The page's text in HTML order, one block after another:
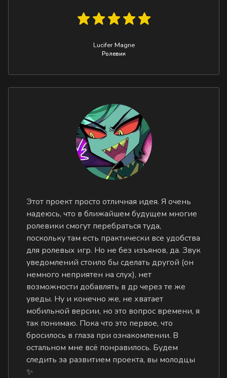
Lucifer Magne
Ролевик
Этот проект просто отличная идея. Я очень
надеюсь, что в ближайшем будущем многие
ролевики смогут перебраться туда,
поскольку там есть практически все удобства
для ролевых игр. Но не без изъянов, да. Звук
уведомлений стоило бы сделать другой (он
немного неприятен на слух), нет
возможности добавлять в др через те же
уведы. Ну и конечно же, не хватает
мобильной версии, но это вопрос времени, я
так понимаю. Пока что это первое, что
бросилось в глаза при ознакомлении. В
остальном мне всё понравилось. Будем
следить за развитием проекта, вы молодцы
✨